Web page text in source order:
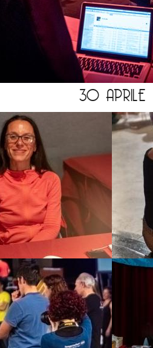
30 APRILE